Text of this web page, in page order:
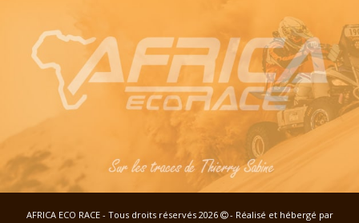
AFRICA ECO RACE - Tous droits réservés 2026
- Réalisé et hébergé par